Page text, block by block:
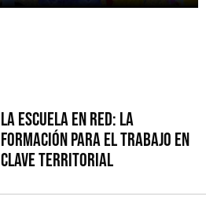
La escuela en red: la
formación para el trabajo en
clave territorial